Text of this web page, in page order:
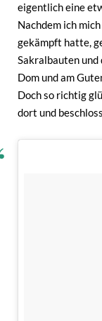
eigentlich eine
Nachdem ich
gekämpft hatte,
Sakralbauten
Dom und am
Doch so richtig
dort und